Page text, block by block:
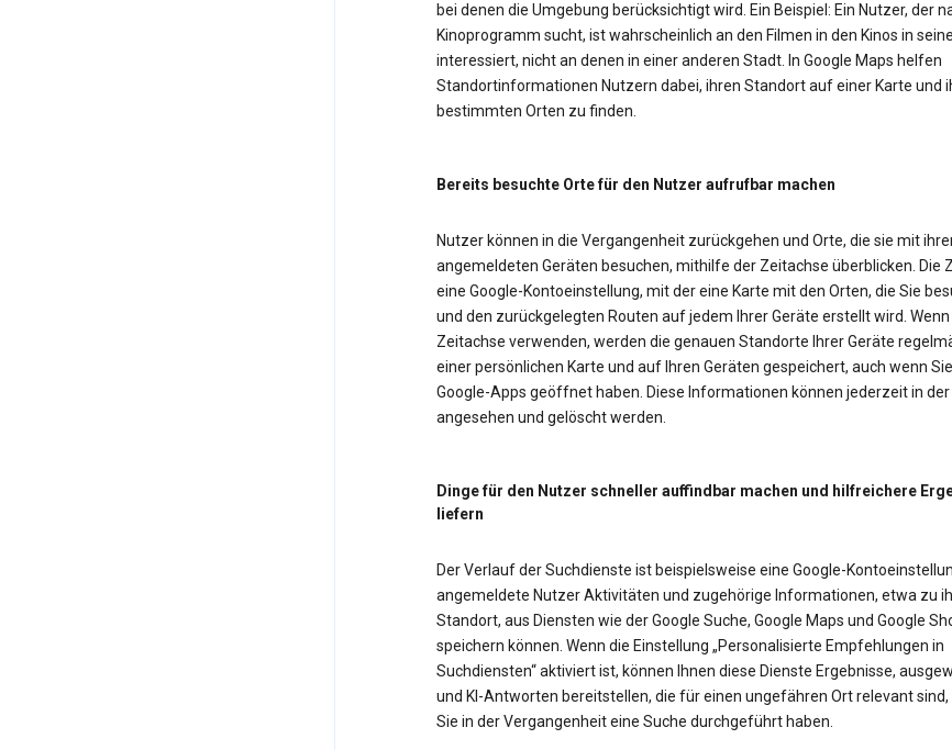
bei denen die Umgebung berücksichtigt wird. Ein Beispiel: Ein Nutzer, der
Kinoprogramm sucht, ist wahrscheinlich an den Filmen in den Kinos in
interessiert, nicht an denen in einer anderen Stadt. In Google Maps helfen
Standortinformationen Nutzern dabei, ihren Standort auf einer Karte und
bestimmten Orten zu finden.
Bereits besuchte Orte für den Nutzer aufrufbar machen
Nutzer können in die Vergangenheit zurückgehen und Orte, die sie mit
angemeldeten Geräten besuchen, mithilfe der Zeitachse überblicken. Die
eine Google-Kontoeinstellung, mit der eine Karte mit den Orten, die Sie
und den zurückgelegten Routen auf jedem Ihrer Geräte erstellt wird. Wenn
Zeitachse verwenden, werden die genauen Standorte Ihrer Geräte
einer persönlichen Karte und auf Ihren Geräten gespeichert, auch wenn
Google-Apps geöffnet haben. Diese Informationen können jederzeit in
angesehen und gelöscht werden.
Dinge für den Nutzer schneller auffindbar machen und hilfreichere
liefern
Der Verlauf der Suchdienste ist beispielsweise eine Google-
angemeldete Nutzer Aktivitäten und zugehörige Informationen, etwa zu
Standort, aus Diensten wie der Google Suche, Google Maps und Google
speichern können. Wenn die Einstellung „Personalisierte Empfehlungen in
Suchdiensten“ aktiviert ist, können Ihnen diese Dienste Ergebnisse,
und KI-Antworten bereitstellen, die für einen ungefähren Ort relevant sind,
Sie in der Vergangenheit eine Suche durchgeführt haben.